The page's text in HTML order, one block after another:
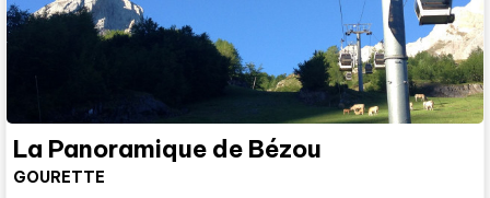
La Panoramique de Bézou
GOURETTE